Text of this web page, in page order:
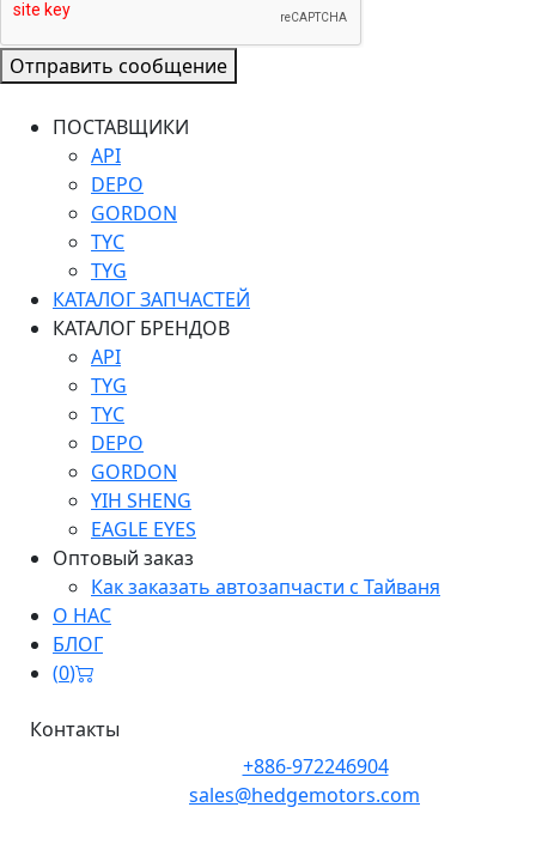
Отправить сообщение
ПОСТАВЩИКИ
API
DEPO
GORDON
TYC
TYG
КАТАЛОГ ЗАПЧАСТЕЙ
КАТАЛОГ БРЕНДОВ
API
TYG
TYC
DEPO
GORDON
YIH SHENG
EAGLE EYES
Оптовый заказ
Как заказать автозапчасти с Тайваня
О НАС
БЛОГ
(0)
Контакты
+886-972246904
sales@hedgemotors.com